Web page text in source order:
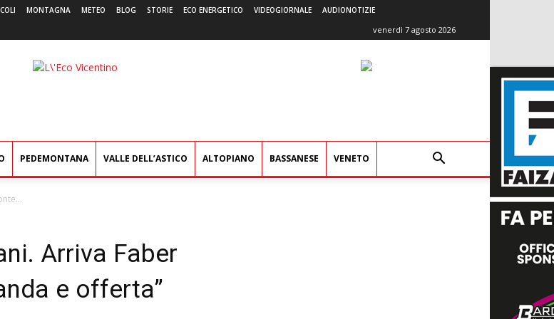
MONTAGNA METEO BLOG STORIE ECO ENERGETICO VIDEOGIORNALE AUDIONOTIZIE
venerdì 7 agosto 2026
L'Eco
PEDEMONTANA VALLE DELL’ASTICO ALTOPIANO BASSANESE VENETO
Arriva Faber
e offerta”